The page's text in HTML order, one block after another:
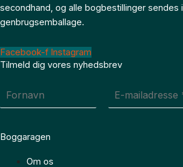
secondhand, og alle bogbestillinger sendes i
genbrugsemballage.
Facebook-f Instagram
Tilmeld dig vores nyhedsbrev
Boggaragen
Om os